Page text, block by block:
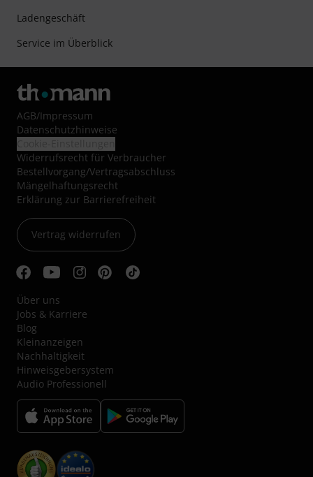
Ladengeschäft
Service im Überblick
AGB/Impressum
Datenschutzhinweise
Widerrufsrecht für Verbraucher
Bestellvorgang/Vertragsabschluss
Mängelhaftungsrecht
Erklärung zur Barrierefreiheit
Vertrag widerrufen
Über uns
Jobs & Karriere
Blog
Kleinanzeigen
Nachhaltigkeit
Hinweisgebersystem
Audio Professionell